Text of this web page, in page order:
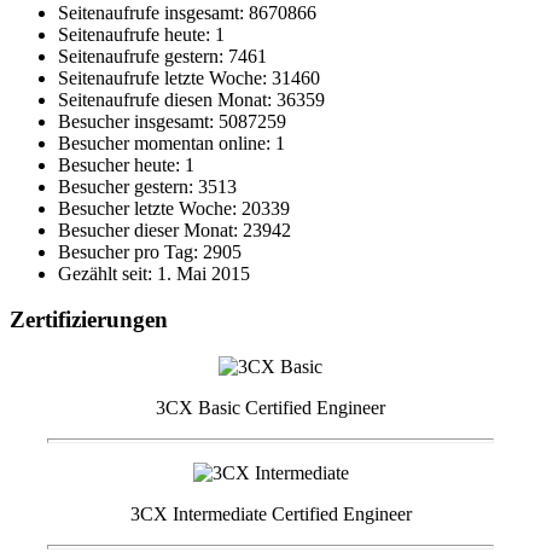
Seitenaufrufe insgesamt: 8670866
Seitenaufrufe heute: 1
Seitenaufrufe gestern: 7461
Seitenaufrufe letzte Woche: 31460
Seitenaufrufe diesen Monat: 36359
Besucher insgesamt: 5087259
Besucher momentan online: 1
Besucher heute: 1
Besucher gestern: 3513
Besucher letzte Woche: 20339
Besucher dieser Monat: 23942
Besucher pro Tag: 2905
Gezählt seit: 1. Mai 2015
Zertifizierungen
3CX Basic Certified Engineer
3CX Intermediate Certified Engineer